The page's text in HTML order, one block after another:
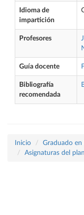
Idioma de
impartición
Profesores
Guía docente
Bibliografía
recomendada
Inicio
Graduado en
Asignaturas del